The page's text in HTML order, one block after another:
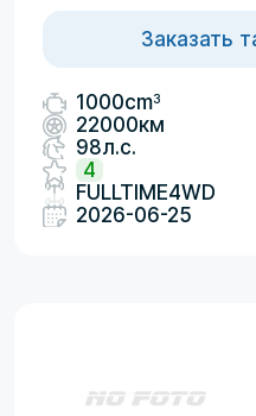
Заказать
1000cm3
22000км
98л.с.
4
FULLTIME4WD
2026-06-25